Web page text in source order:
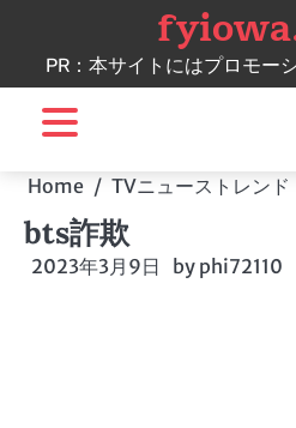
contentPR：本サイトにはプロモー
Home TVニューストレンド
bts詐欺
2023年3月9日 by phi72110